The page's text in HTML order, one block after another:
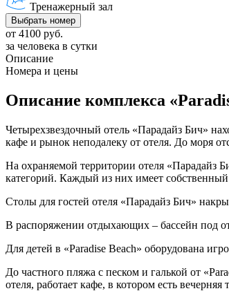
Тренажерный зал
Выбрать номер
от 4100 руб.
за человека в сутки
Описание
Номера и цены
Описание комплекса
Четырехзвездочный отель «Парадайз Бич»
кафе и рынок неподалеку от отеля. До моря
На охраняемой территории отеля «Парадайз
категорий. Каждый из них имеет
Столы для гостей отеля «Парадайз Бич»
В распоряжении отдыхающих – бассейн под
Для детей в «Paradise Beach» оборудована
До частного пляжа с песком и галькой от
отеля, работает кафе, в котором есть